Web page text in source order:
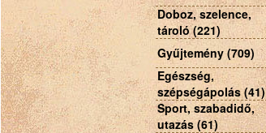
Doboz, szelence,
tároló (221)
Gyűjtemény (709)
Egészség,
szépségápolás (41)
Sport, szabadidő,
utazás (61)